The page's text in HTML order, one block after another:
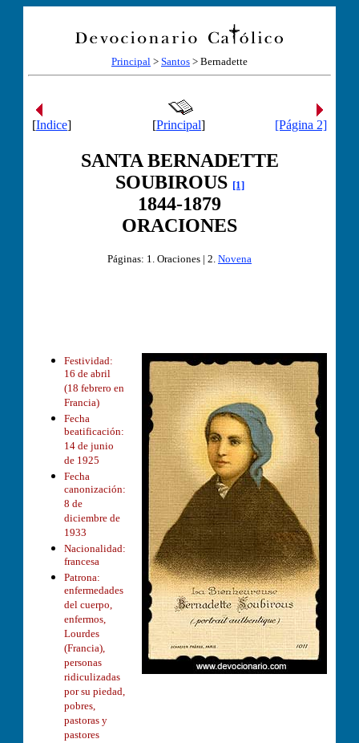
Principal > Santos > Bernadette
[Indice] [Principal] [Página 2]
SANTA BERNADETTE
SOUBIROUS [1]
1844-1879
ORACIONES
Páginas: 1. Oraciones | 2. Novena
Festividad:
16 de abril
(18 febrero en
Francia)
Fecha
beatificación:
14 de junio
de 1925
Fecha
canonización:
8 de
diciembre de
1933
Nacionalidad:
francesa
Patrona:
enfermedades
del cuerpo,
enfermos,
Lourdes
(Francia),
personas
ridiculizadas
por su piedad,
pobres,
pastoras y
pastores